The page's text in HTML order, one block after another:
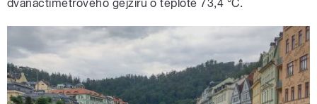
dvanáctimetrového gejzíru o teplotě 73,4 °C.